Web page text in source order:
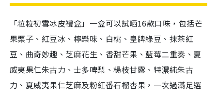
「粒粒初雪冰皮禮盒」一盒可以試晒16款口味，包括芒
果栗子、紅豆冰、檸樂味、白桃、皇牌綠豆、抹茶紅
豆、曲奇妙趣、芝麻花生、香甜芒果、藍莓二重奏、夏
威夷果仁朱古力、士多啤梨、楊枝甘露、特濃純朱古
力、夏威夷果仁芝麻及粉紅番石榴杏果，一次過滿足選